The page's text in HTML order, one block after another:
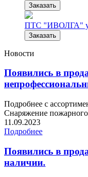
Заказать
ПТС "ИВОЛГА"
Заказать
Новости
Появились в
Подробнее с
Снаряжение пожарного
11.09.2023
Подробнее
Появились в
наличии.